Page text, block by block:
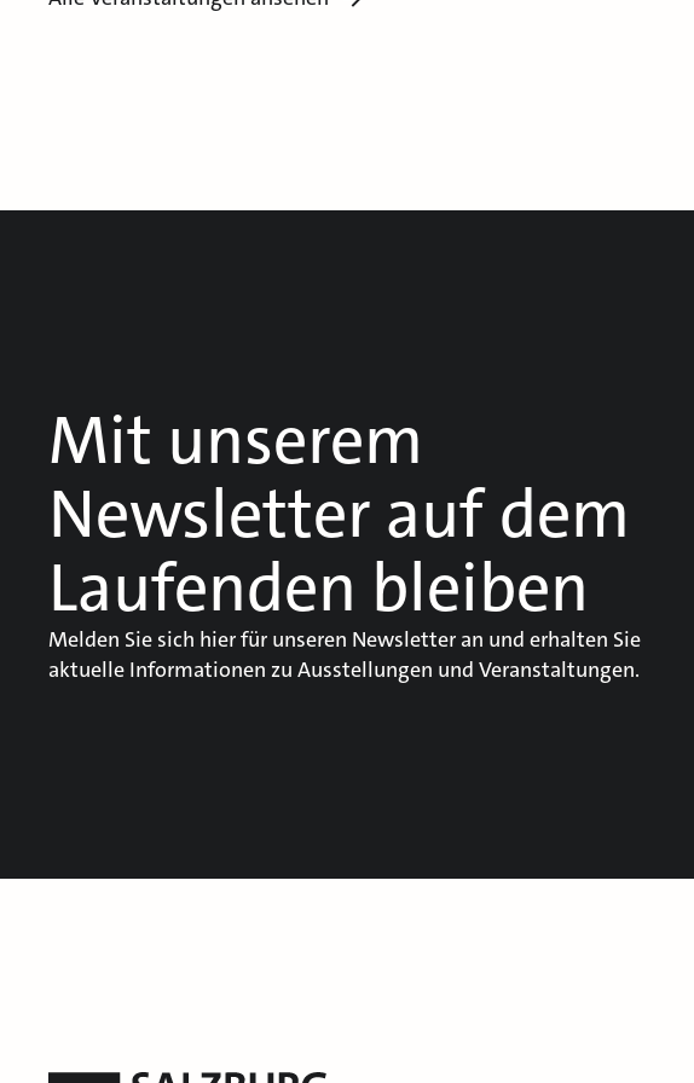
Mit unserem
Newsletter auf dem
Laufenden bleiben
Melden Sie sich hier für unseren Newsletter an und erhalten Sie
aktuelle Informationen zu Ausstellungen und Veranstaltungen.